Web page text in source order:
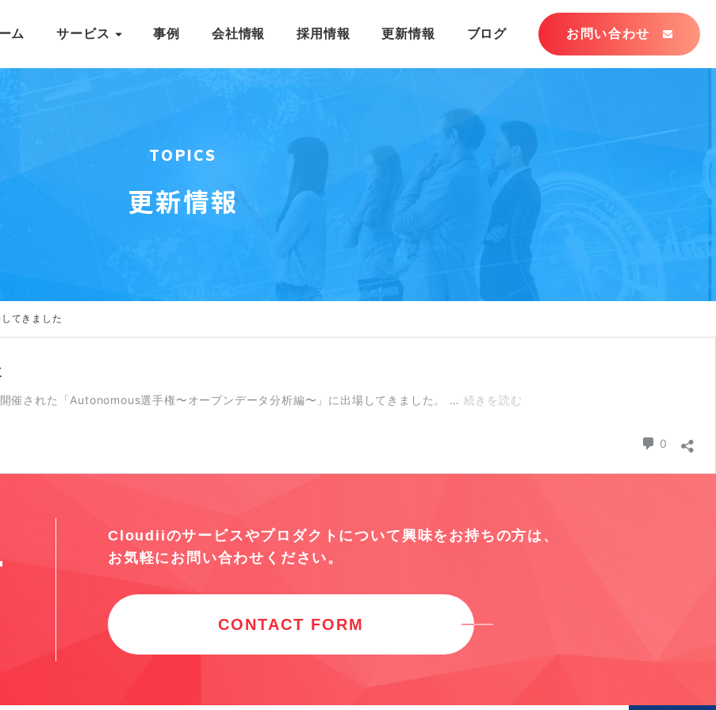
ム サービス 事例 会社情報 採用情報 更新情報 ブログ お問い合わせ
TOPICS
更新情報
てきました
された「Autonomous選手権〜オープンデータ分析編〜」に出場してきました。 … 続きを読む
0 コメント
Cloudiiのサービスやプロダクトについて興味をお持ちの方は、
お気軽にお問い合わせください。
CONTACT FORM